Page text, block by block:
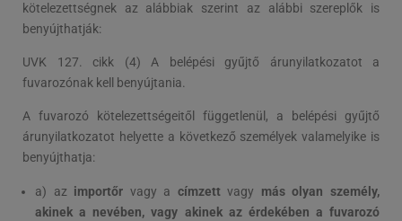
kötelezettségnek az alábbiak szerint az alábbi szereplők is
benyújthatják:
UVK 127. cikk (4) A belépési gyűjtő árunyilatkozatot a
fuvarozónak kell benyújtania.
A fuvarozó kötelezettségeitől függetlenül, a belépési gyűjtő
árunyilatkozatot helyette a következő személyek valamelyike is
benyújthatja:
a) az importőr vagy a címzettvagy más olyan személy,
akinek a nevében, vagy akinek az érdekében a fuvarozó